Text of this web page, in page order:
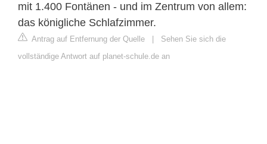
mit 1.400 Fontänen - und im Zentrum von allem:
das königliche Schlafzimmer.
Antrag auf Entfernung der Quelle
Sehen Sie sich die
vollständige Antwort auf planet-schule.de an